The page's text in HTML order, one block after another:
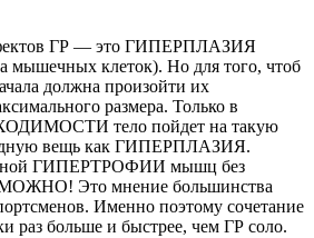
ГР — это ГИПЕРПЛАЗИЯ
мышечных клеток). Но для того, чтоб
должна произойти их
размера. Только в
тело пойдет на такую
вещь как ГИПЕРПЛАЗИЯ.
ГИПЕРТРОФИИ мышц без
Это мнение большинства
Именно поэтому сочетание
раз больше и быстрее, чем ГР соло.